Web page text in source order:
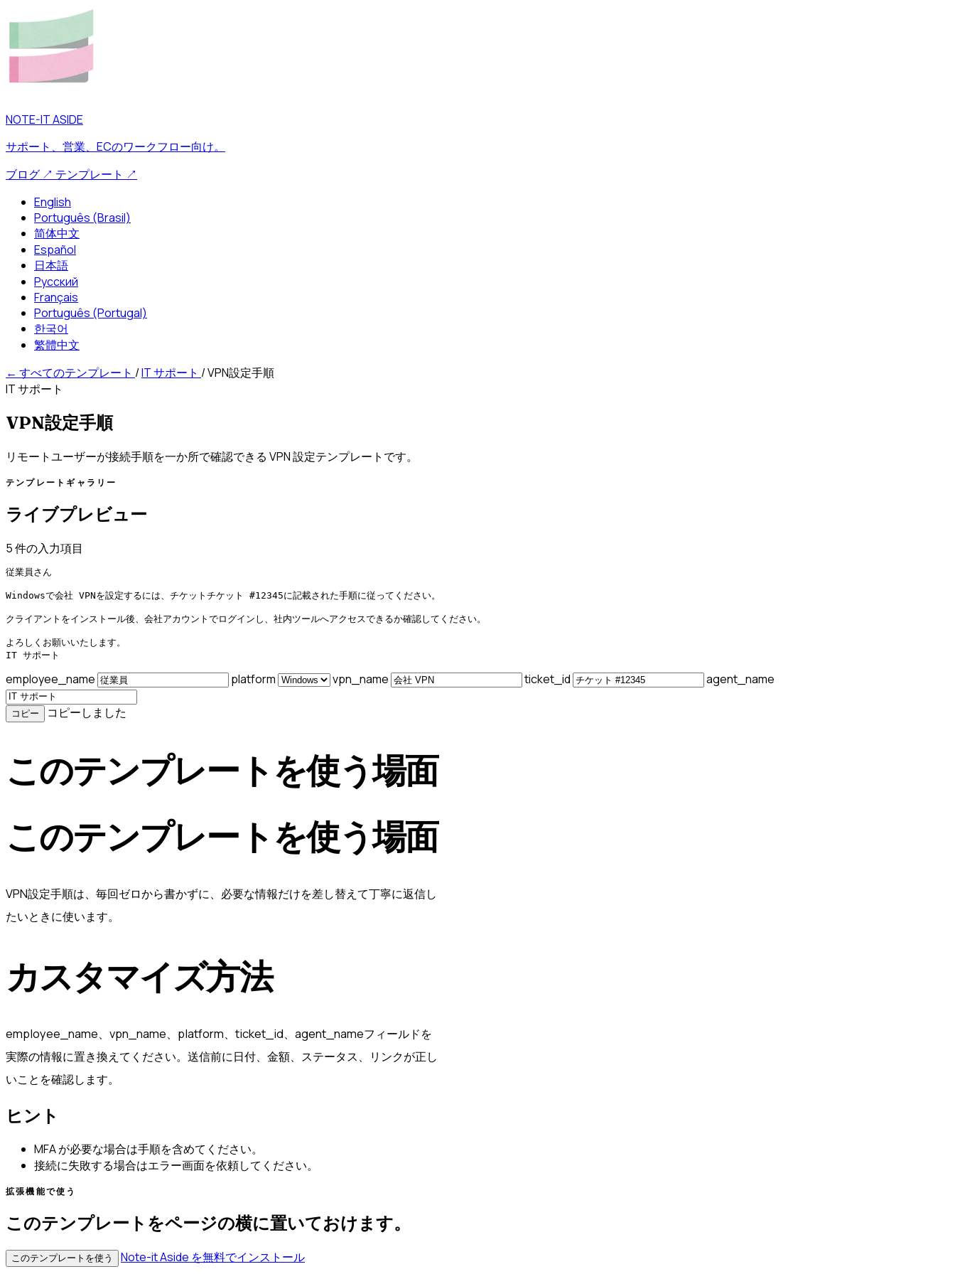
NOTE-IT ASIDE
サポート、営業、ECのワークフロー向け。
ブログ ↗ テンプレート ↗
English
Português (Brasil)
简体中文
Español
日本語
Русский
Français
Português (Portugal)
한국어
繁體中文
← すべてのテンプレート /IT サポート /VPN設定手順
IT サポート
VPN設定手順
リモートユーザーが接続手順を一か所で確認できる VPN 設定テンプレートです。
テンプレートギャラリー
ライブプレビュー
5 件の入力項目
従業員さん
Windowsで会社 VPNを設定するには、チケットチケット #12345に記載された手順に従ってください。
クライアントをインストール後、会社アカウントでログインし、社内ツールへアクセスできるか確認してください。
よろしくお願いいたします。
IT サポート
employee_name platform vpn_name ticket_id agent_name
コピー コピーしました
このテンプレートを使う場面
このテンプレートを使う場面
VPN設定手順は、毎回ゼロから書かずに、必要な情報だけを差し替えて丁寧に返信し
たいときに使います。
カスタマイズ方法
employee_name、vpn_name、platform、ticket_id、agent_nameフィールドを
実際の情報に置き換えてください。送信前に日付、金額、ステータス、リンクが正し
いことを確認します。
ヒント
MFA が必要な場合は手順を含めてください。
接続に失敗する場合はエラー画面を依頼してください。
拡張機能で使う
このテンプレートをページの横に置いておけます。
このテンプレートを使う Note-it Aside を無料でインストール